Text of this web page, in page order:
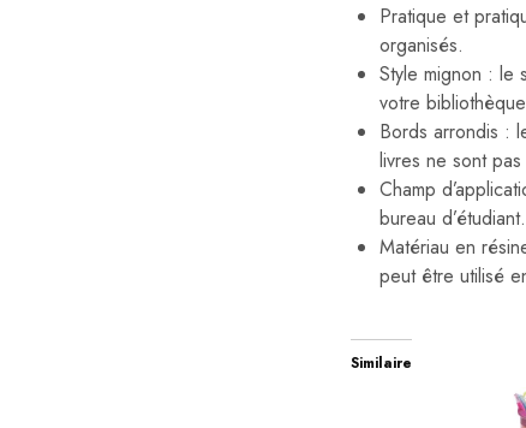
Pratique et
organisés.
Style mignon : le
votre
Bords arrondis :
livres ne sont
Champ
bureau d’étudiant.
Matériau en
peut être utilisé
Similaire